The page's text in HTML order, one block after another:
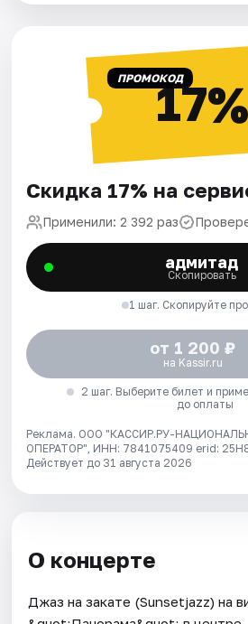
ПРОМОКОД17%
Скидка 17% на
Применили: 2 392 раз
адмитад
Скопировать
1 шаг. Скопируйте
от 1 200 ₽
на Kassir.ru
2 шаг. Выберите билет и
до оплаты
Реклама. ООО "КАССИР.РУ-
ОПЕРАТОР", ИНН: 7841075409 erid:
Действует до 31 августа 2026
О концерте
Джаз на закате (Sunsetjazz) на